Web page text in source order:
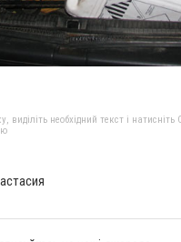
необхідний текст і натисніть